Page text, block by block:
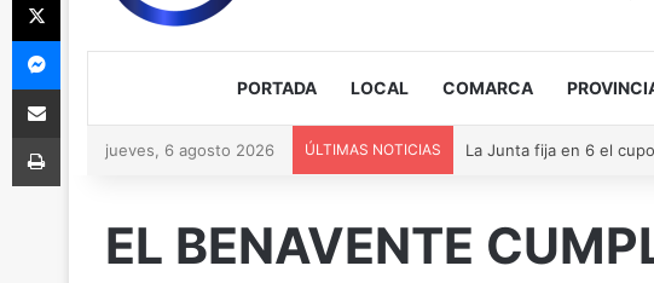
PORTADA LOCAL COMARCA
jueves, 6 agosto 2026 ÚLTIMAS NOTICIAS
EL BENAVENTE